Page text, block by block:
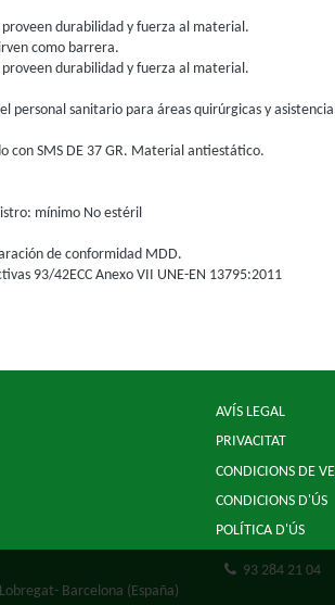
durabilidad y fuerza al material.
como barrera.
durabilidad y fuerza al material.
personal sanitario para áreas quirúrgicas y
con SMS DE 37 GR. Material antiestático.
mínimo No estéril
de conformidad MDD.
93/42ECC Anexo VII UNE-EN 13795:2011
AVÍS LEGAL
PRIVACITAT
CONDICIONS DE
CONDICIONS D'ÚS
POLÍTICA D'ÚS
Barcelona (España)
93 284 21 04